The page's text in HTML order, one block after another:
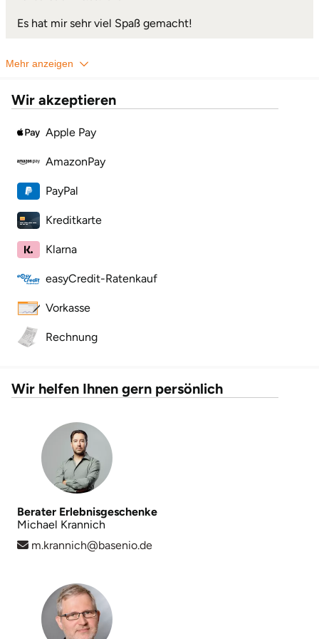
Es hat mir sehr viel Spaß gemacht!
Mehr anzeigen
Wir akzeptieren
Apple Pay
AmazonPay
PayPal
Kreditkarte
Klarna
easyCredit-Ratenkauf
Vorkasse
Rechnung
Wir helfen Ihnen gern persönlich
Berater Erlebnisgeschenke
Michael Krannich
m.krannich@basenio.de
Mönchengladbach
Münster
Nagold
Neckarsulm
Neumünster
Nordwestmecklenburg
Nürnberg
Oberhavel
Odenwald
Oder-Spree
Osnabrück